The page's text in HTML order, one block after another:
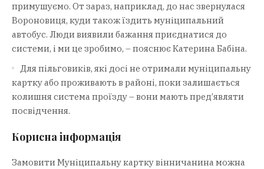
примушуємо. От зараз, наприклад, до нас звернулася
Вороновиця, куди також їздить муніципальний
автобус. Люди виявили бажання приєднатися до
системи, і ми це зробимо, – пояснює Катерина Бабіна.
Для пільговиків, які досі не отримали муніципальну
картку або проживають в районі, поки залишається
колишня система проїзду – вони мають пред’являти
посвідчення.
Корисна інформація
Замовити Муніципальну картку вінничанина можна